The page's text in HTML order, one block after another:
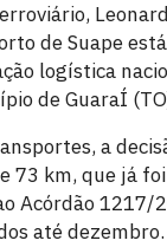
de Suape
logística
de GuaraÍ
a
73 km, que já
Acórdão
até dezembro.